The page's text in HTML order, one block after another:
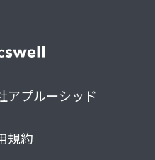
アプルーシッド
規約